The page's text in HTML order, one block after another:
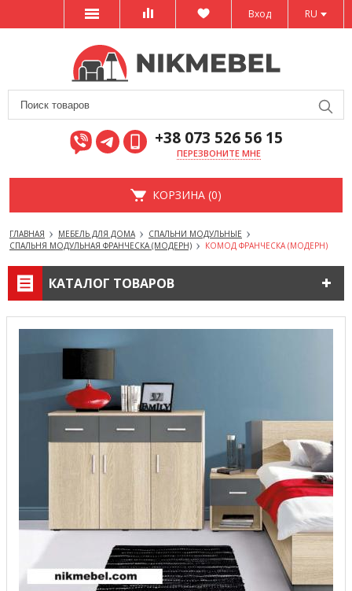
RU
Вход
+38 073 526 56 15
ПЕРЕЗВОНИТЕ МНЕ
КОРЗИНА (0)
ГЛАВНАЯ МЕБЕЛЬ ДЛЯ ДОМА
СПАЛЬНИ МОДУЛЬНЫЕ
СПАЛЬНЯ МОДУЛЬНАЯ ФРАНЧЕСКА (МОДЕРН)
КОМОД ФРАНЧЕСКА (МОДЕРН)
КАТАЛОГ ТОВАРОВ